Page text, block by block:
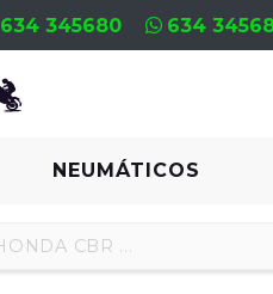
634 345680 634
NEUMÁTICOS